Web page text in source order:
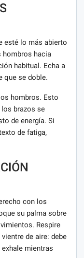
esté lo más abierto
hombros hacia
habitual. Echa a
que se doble.
hombros. Esto
brazos se
de energía. Si
de fatiga,
con los
su palma sobre
Respire
de aire: debe
mientras